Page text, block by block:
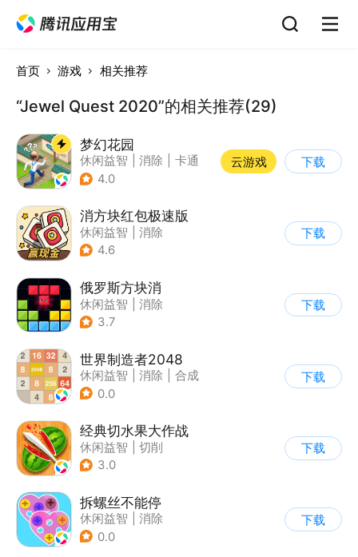
首页 游戏 相关推荐
“Jewel Quest 2020”的相关推荐(29)
梦幻花园
休闲益智 消除
卡通
| 创梦天地
4.0
云游戏 下载
消方块红包极速版
休闲益智
消除
| 积分网赚
4.6
下载
俄罗斯方块消
休闲益智
消除
| 俄罗斯方块
3.7
下载
世界制造者2048
休闲益智 消除
合成
0.0
下载
经典切水果大作战
休闲益智
切削
3.0
下载
拆螺丝不能停
休闲益智
消除
0.0
下载